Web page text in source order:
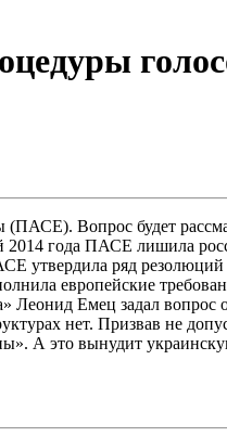
Вопрос будет
2014 года ПАСЕ лишила
утвердила ряд
европейские
Леонид Емец задал вопрос
нет. Призвав не
А это вынудит